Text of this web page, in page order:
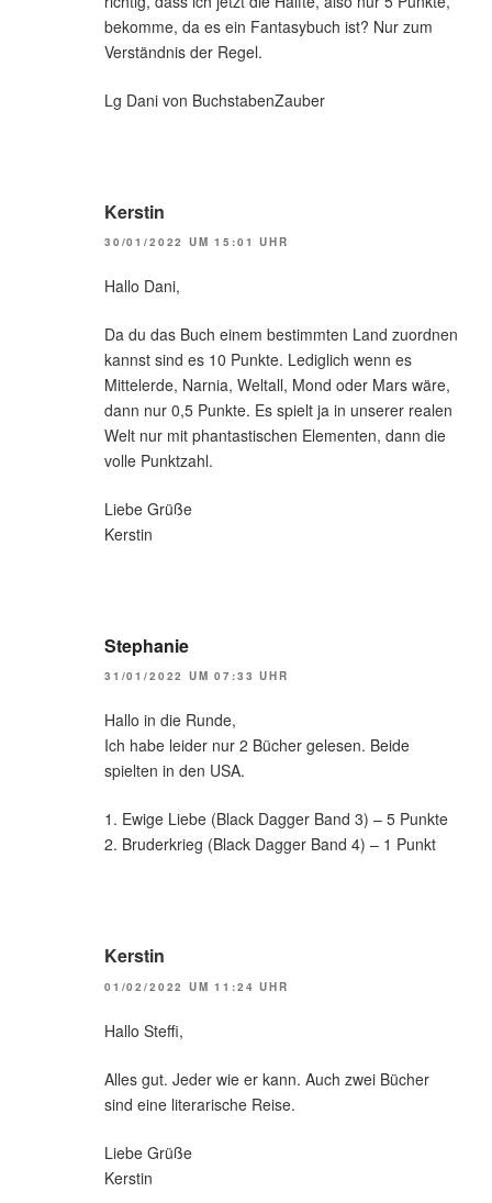
bekomme, da es ein Fantasybuch ist? Nur zum
Verständnis der Regel.
Lg Dani von BuchstabenZauber
Kerstin
30/01/2022 UM 15:01 UHR
Hallo Dani,
Da du das Buch einem bestimmten Land zuordnen
kannst sind es 10 Punkte. Lediglich wenn es
Mittelerde, Narnia, Weltall, Mond oder Mars wäre,
dann nur 0,5 Punkte. Es spielt ja in unserer realen
Welt nur mit phantastischen Elementen, dann die
volle Punktzahl.
Liebe Grüße
Kerstin
Stephanie
31/01/2022 UM 07:33 UHR
Hallo in die Runde,
Ich habe leider nur 2 Bücher gelesen. Beide
spielten in den USA.
1. Ewige Liebe (Black Dagger Band 3) – 5 Punkte
2. Bruderkrieg (Black Dagger Band 4) – 1 Punkt
Kerstin
01/02/2022 UM 11:24 UHR
Hallo Steffi,
Alles gut. Jeder wie er kann. Auch zwei Bücher
sind eine literarische Reise.
Liebe Grüße
Kerstin